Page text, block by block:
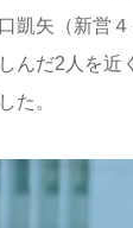
凱矢（新営
んだ2人を
た。